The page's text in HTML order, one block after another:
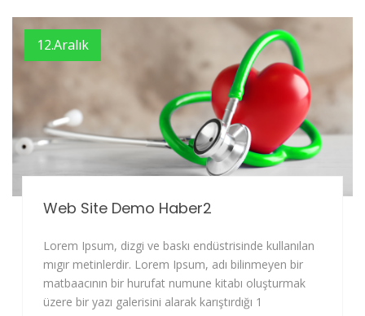
12.Aralık
Web Site Demo Haber2
Lorem Ipsum, dizgi ve baskı endüstrisinde kullanılan
mıgır metinlerdir. Lorem Ipsum, adı bilinmeyen bir
matbaacının bir hurufat numune kitabı oluşturmak
üzere bir yazı galerisini alarak karıştırdığı 1